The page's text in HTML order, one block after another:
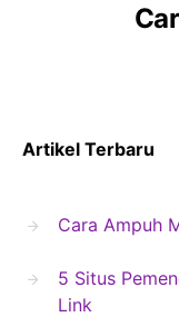
Artikel Terbaru
Cara Ampuh
5 Situs
Link